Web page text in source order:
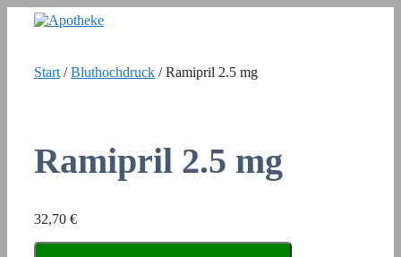
Inhalt
Start /Bluthochdruck / Ramipril 2.5 mg
Ramipril 2.5 mg
32,70 €